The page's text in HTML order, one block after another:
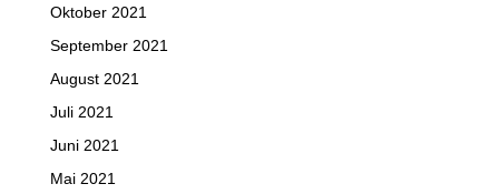
Oktober 2021
September 2021
August 2021
Juli 2021
Juni 2021
Mai 2021